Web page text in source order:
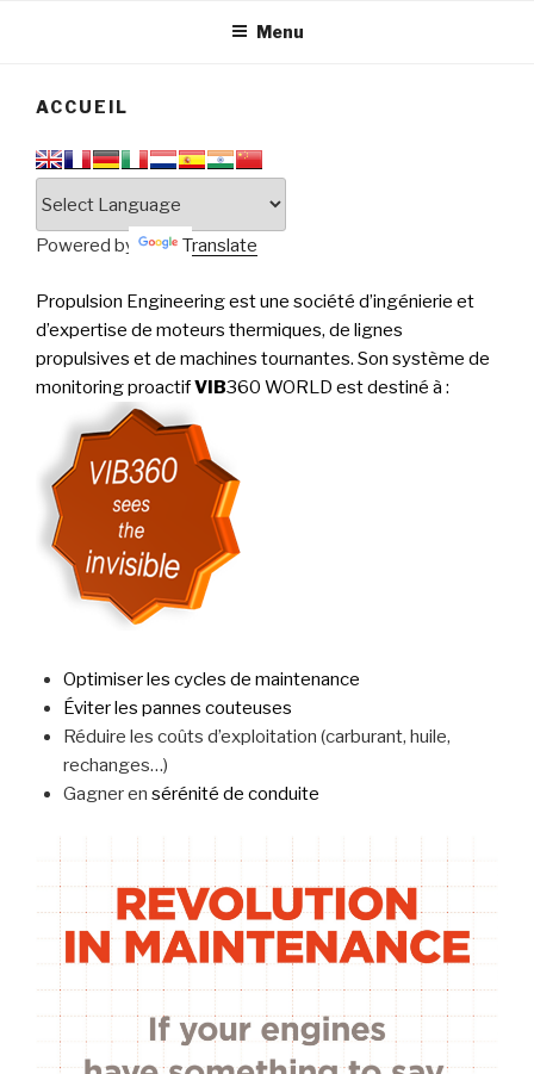
PERFORMANCE
Menu
ACCUEIL
Powered by Translate
Propulsion Engineering est une société d’ingénierie et
d’expertise de moteurs thermiques, de lignes
propulsives et de machines tournantes. Son système de
monitoring proactifVIB360 WORLD est destiné à :
Optimiser les cycles de maintenance
Éviter les pannes couteuses
Réduire les coûts d’exploitation (carburant, huile,
rechanges…)
Gagner en sérénité de conduite